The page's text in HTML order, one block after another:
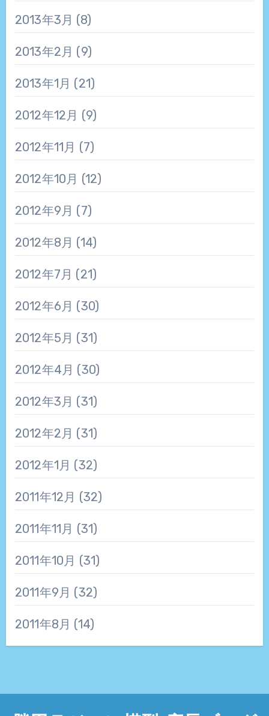
2013年3月 (8)
2013年2月 (9)
2013年1月 (21)
2012年12月 (9)
2012年11月 (7)
2012年10月 (12)
2012年9月 (7)
2012年8月 (14)
2012年7月 (21)
2012年6月 (30)
2012年5月 (31)
2012年4月 (30)
2012年3月 (31)
2012年2月 (31)
2012年1月 (32)
2011年12月 (32)
2011年11月 (31)
2011年10月 (31)
2011年9月 (32)
2011年8月 (14)